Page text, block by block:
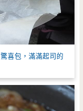
喜包，滿滿起司的